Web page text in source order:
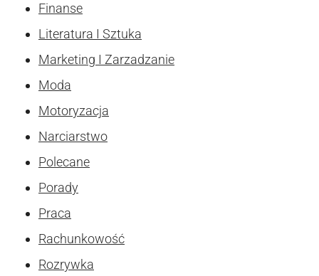
Finanse
Literatura I Sztuka
Marketing I Zarzadzanie
Moda
Motoryzacja
Narciarstwo
Polecane
Porady
Praca
Rachunkowość
Rozrywka